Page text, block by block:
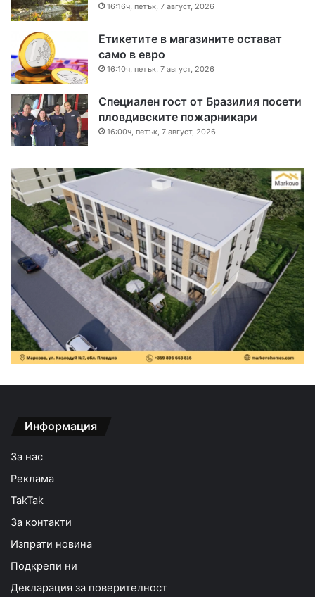
16:16ч, петък, 7 август, 2026
Етикетите в магазините остават
само в евро
16:10ч, петък, 7 август, 2026
Специален гост от Бразилия посети
пловдивските пожарникари
16:00ч, петък, 7 август, 2026
Информация
За нас
Реклама
TakTak
За контакти
Изпрати новина
Подкрепи ни
Декларация за поверителност